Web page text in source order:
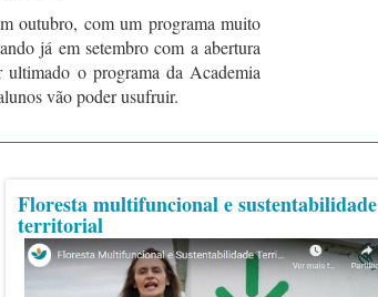
outubro, com um programa muito
já em setembro com a abertura
ultimado o programa da Academia
vão poder usufruir.
Floresta multifuncional e sustentabilidade
territorial